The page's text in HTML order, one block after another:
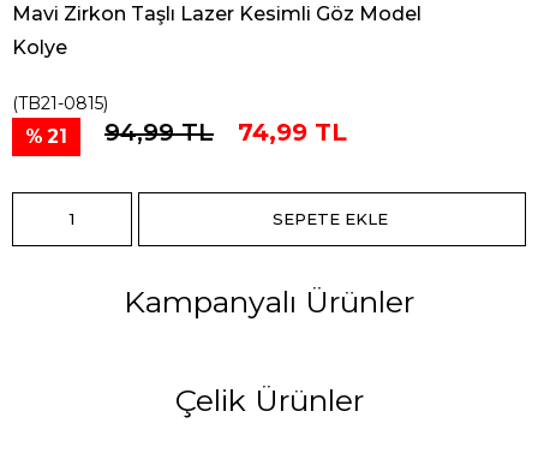
Mavi Zirkon Taşlı Lazer Kesimli Göz Model
Kolye
(TB21-0815)
21 94,99 TL 74,99 TL
Kampanyalı Ürünler
Çelik Ürünler